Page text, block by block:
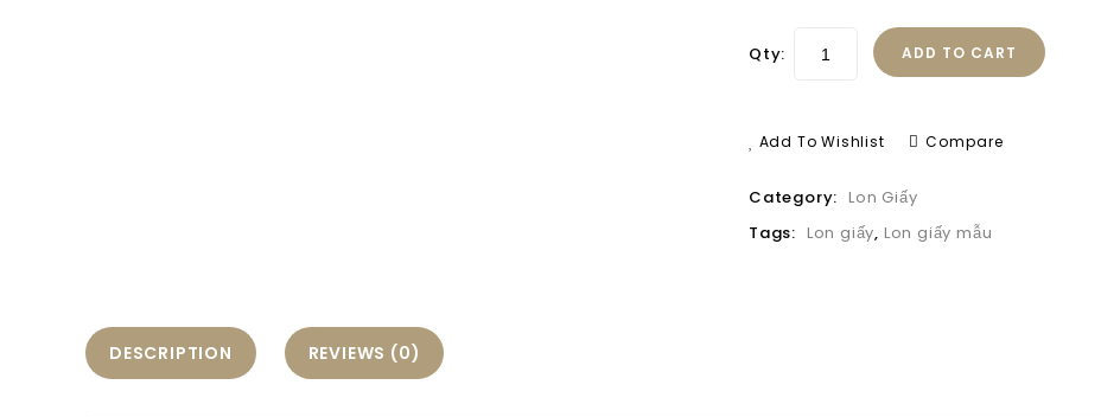
Qty: ADD TO CART
Add To Wishlist Compare
Category: Lon Giấy
Tags: Lon giấy, Lon giấy mẫu
DESCRIPTION REVIEWS (0)